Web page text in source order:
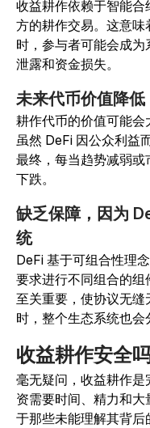
收益耕作依赖于智能
方的耕作交易。这意
时，参与者可能会成
泄露和资金损失。
未来代币价值降低
耕作代币的价值可能会
虽然 DeFi 因公众利益
最终，每当趋势减弱
下跌。
缺乏保障，因为
统
DeFi 基于可组合性理
要求进行不同组合的
至关重要，使协议无
时，整个生态系统也会
收益耕作安全
毫无疑问，收益耕作
资需要时间、精力和
于那些未能理解其背